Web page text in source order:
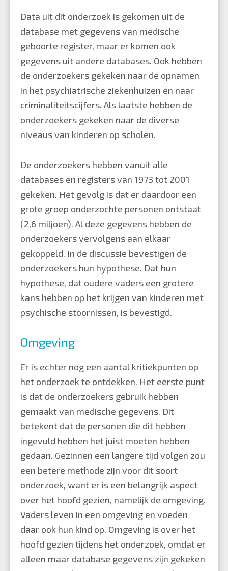
Data uit dit onderzoek is gekomen uit de
database met gegevens van medische
geboorte register, maar er komen ook
gegevens uit andere databases. Ook hebben
de onderzoekers gekeken naar de opnamen
in het psychiatrische ziekenhuizen en naar
criminaliteitscijfers. Als laatste hebben de
onderzoekers gekeken naar de diverse
niveaus van kinderen op scholen.
De onderzoekers hebben vanuit alle
databases en registers van 1973 tot 2001
gekeken. Het gevolg is dat er daardoor een
grote groep onderzochte personen ontstaat
(2,6 miljoen). Al deze gegevens hebben de
onderzoekers vervolgens aan elkaar
gekoppeld. In de discussie bevestigen de
onderzoekers hun hypothese. Dat hun
hypothese, dat oudere vaders een grotere
kans hebben op het krijgen van kinderen met
psychische stoornissen, is bevestigd.
Omgeving
Er is echter nog een aantal kritiekpunten op
het onderzoek te ontdekken. Het eerste punt
is dat de onderzoekers gebruik hebben
gemaakt van medische gegevens. Dit
betekent dat de personen die dit hebben
ingevuld hebben het juist moeten hebben
gedaan. Gezinnen een langere tijd volgen zou
een betere methode zijn voor dit soort
onderzoek, want er is een belangrijk aspect
over het hoofd gezien, namelijk de omgeving.
Vaders leven in een omgeving en voeden
daar ook hun kind op. Omgeving is over het
hoofd gezien tijdens het onderzoek, omdat er
alleen maar database gegevens zijn gekeken